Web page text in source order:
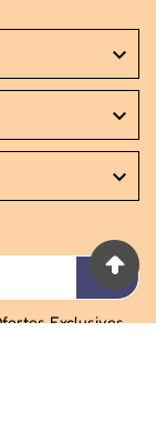



Exclusives